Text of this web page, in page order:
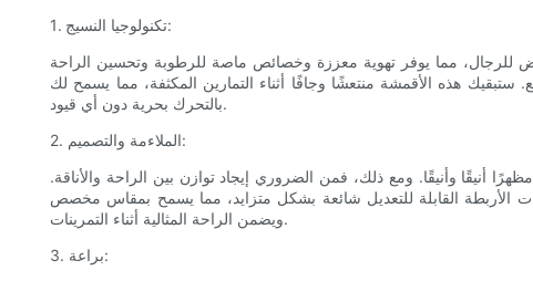
1. تكنولوجيا النسيج:
للرجال، مما يوفر تهوية معززة وخصائص ماصة للرطوبة وتحسين الراحة
ستبقيك هذه الأقمشة منتعشًا وجافًا أثناء التمارين المكثفة، مما يسمح لك
بالتحرك بحرية دون أي قيود.
2. الملاءمة والتصميم:
وأنيقًا. ومع ذلك، فمن الضروري إيجاد توازن بين الراحة والأناقة.
القابلة للتعديل شائعة بشكل متزايد، مما يسمح بمقاس مخصص
ويضمن الراحة المثالية أثناء التمرينات.
3. براعة: